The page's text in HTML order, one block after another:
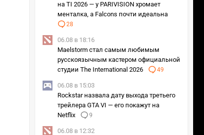
на TI 2026 — у PARIVISION хромает
менталка, а Falcons почти идеальна
28
06.08 в 18:16
Maelstorm стал самым любимым
русскоязычным кастером официальной
студии The International 2026
49
06.08 в 15:03
Rockstar назвала дату выхода третьего
трейлера GTA VI — его покажут на
Netflix
9
06.08 в 12:32